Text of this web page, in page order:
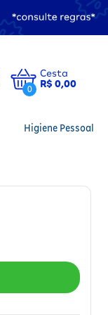
0
Cesta
R$ 0,00
Higiene Pessoal